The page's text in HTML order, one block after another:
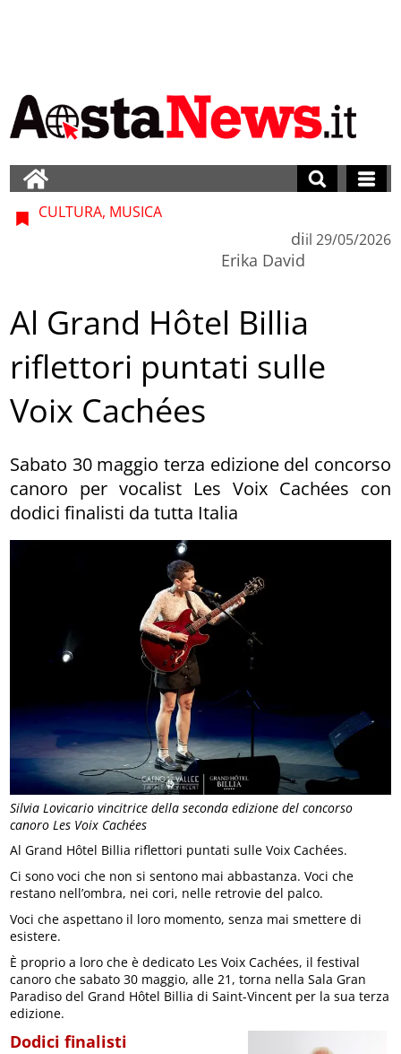
Silvia Lovicario vincitrice della seconda edizione del concorso
canoro Les Voix Cachées
CULTURA, MUSICA
di
Erika David
il 29/05/2026
Al Grand Hôtel Billia
riflettori puntati sulle
Voix Cachées
Sabato 30 maggio terza edizione del concorso
canoro per vocalist Les Voix Cachées con
dodici finalisti da tutta Italia
Al Grand Hôtel Billia riflettori puntati sulle Voix Cachées.
Ci sono voci che non si sentono mai abbastanza. Voci che
restano nell’ombra, nei cori, nelle retrovie del palco.
Voci che aspettano il loro momento, senza mai smettere di
esistere.
È proprio a loro che è dedicato Les Voix Cachées, il festival
canoro che sabato 30 maggio, alle 21, torna nella Sala Gran
Paradiso del Grand Hôtel Billia di Saint-Vincent per la sua terza
edizione.
Dodici finalisti